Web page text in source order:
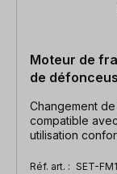
Moteur de
de
Changement
compatible
utilisation
Réf. art. : SET-